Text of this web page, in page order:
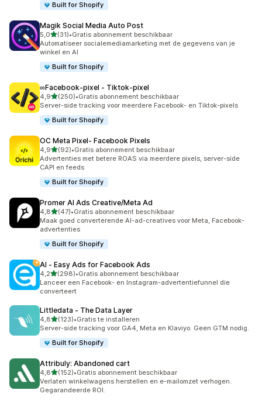
Built for Shopify
Magik Social Media Auto Post
5,0van 5 sterren
(31)
31 recensies in totaal
•Gratis abonnement beschikbaar
Automatiseer socialemediamarketing met de gegevens van je
winkel en AI
Built for Shopify
∞Facebook‑pixel ‑ Tiktok‑pixel
4,9van 5 sterren
(250)
250 recensies in totaal
•Gratis abonnement beschikbaar
Server-side tracking voor meerdere Facebook- en Tiktok-pixels
Built for Shopify
OC Meta Pixel‑ Facebook Pixels
4,9van 5 sterren
(92)
92 recensies in totaal
•Gratis abonnement beschikbaar
Advertenties met betere ROAS via meerdere pixels, server-side
CAPI en feeds
Built for Shopify
Promer AI Ads Creative/Meta Ad
4,8van 5 sterren
(47)
47 recensies in totaal
•Gratis abonnement beschikbaar
Maak goed converterende AI-ad-creatives voor Meta, Facebook-
advertenties
Built for Shopify
AI ‑ Easy Ads for Facebook Ads
4,2van 5 sterren
(298)
298 recensies in totaal
•Gratis abonnement beschikbaar
Lanceer een Facebook- en Instagram-advertentiefunnel die
converteert
Littledata ‑ The Data Layer
4,8van 5 sterren
(123)
123 recensies in totaal
•Gratis te installeren
Server-side tracking voor GA4, Meta en Klaviyo. Geen GTM nodig.
Built for Shopify
Attribuly: Abandoned cart
4,8van 5 sterren
(152)
152 recensies in totaal
•Gratis abonnement beschikbaar
Verlaten winkelwagens herstellen en e-mailomzet verhogen.
Gegarandeerde ROI.